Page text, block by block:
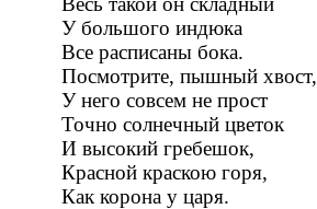
У большого индюка
Все расписаны бока.
Посмотрите, пышный хвост,
У него совсем не прост
Точно солнечный цветок
И высокий гребешок,
Красной краскою горя,
Как корона у царя.